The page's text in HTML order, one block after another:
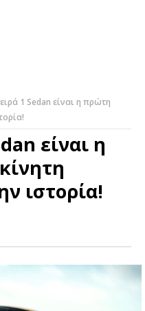
1 Sedan είναι η πρώτη
είναι η
ιστορία!